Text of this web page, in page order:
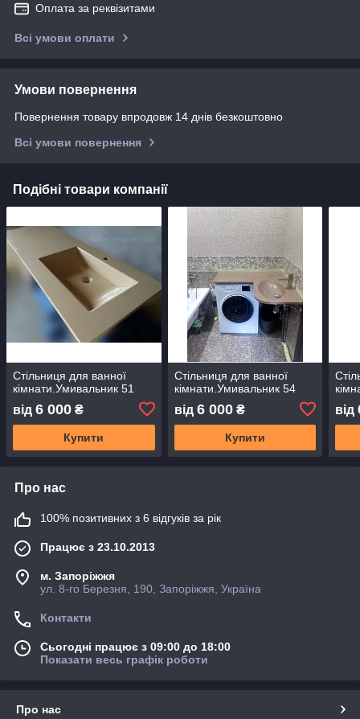
Оплата за реквізитами
Всі умови оплати
Умови повернення
Повернення товару впродовж 14 днів безкоштовно
Всі умови повернення
Подібні товари компанії
Стільниця для ванної
кімнати.Умивальник 51
від 6 000 ₴
Купити
Стільниця для ванної
кімнати.Умивальник 54
від 6 000₴
Купити
від
Про нас
100% позитивних з 6 відгуків за рік
Працює з 23.10.2013
м. Запоріжжя
ул. 8-го Березня, 190, Запоріжжя, Україна
Контакти
Сьогодні працює з 09:00 до 18:00
Показати весь графік роботи
Про нас